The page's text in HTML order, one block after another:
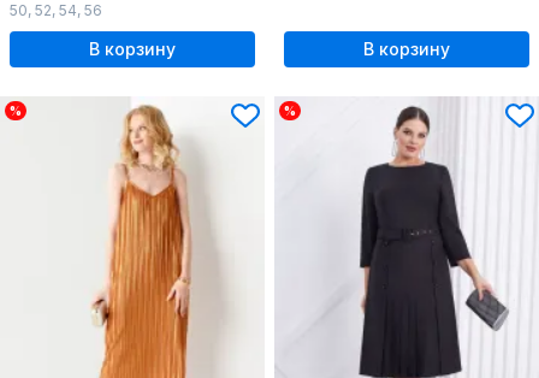
50, 52, 54, 56
В корзину В корзину
% %